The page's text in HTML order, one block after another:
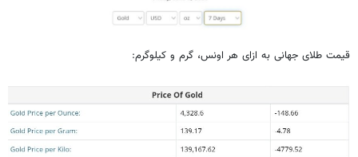
قیمت طلای جهانی به ازای هر اونس، گرم و کیلوگرم: